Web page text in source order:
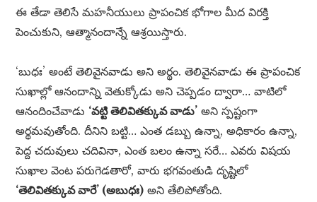
ఈ తేడా తెలిసే మహనీయులు ప్రాపంచిక భోగాల మీద విరక్తి
పెంచుకుని, ఆత్మానందాన్నే ఆశ్రయిస్తారు.
‘బుధః’ అంటే తెలివైనవాడు అని అర్థం. తెలివైనవాడు ఈ ప్రాపంచిక
సుఖాల్లో ఆనందాన్ని వెతుక్కోడు అని చెప్పడం ద్వారా… వాటిలో
ఆనందించేవాడు ‘వట్టి తెలివితక్కువ వాడు’ అని స్పష్టంగా
అర్థమవుతోంది. దీనిని బట్టి… ఎంత డబ్బు ఉన్నా, అధికారం ఉన్నా,
పెద్ద చదువులు చదివినా, ఎంత బలం ఉన్నా సరే… ఎవరు విషయ
సుఖాల వెంట పరుగెడతారో, వారు భగవంతుడి దృష్టిలో
‘తెలివితక్కువ వారే’ (అబుధః) అని తేలిపోతోంది.